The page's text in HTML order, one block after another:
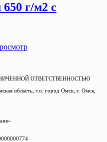
г/м2 с
ОТВЕТСТВЕННОСТЬЮ
область, г.о. город Омск, г. Омск,